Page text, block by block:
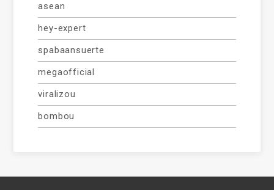
asean
hey-expert
spabaansuerte
megaofficial
viralizou
bombou